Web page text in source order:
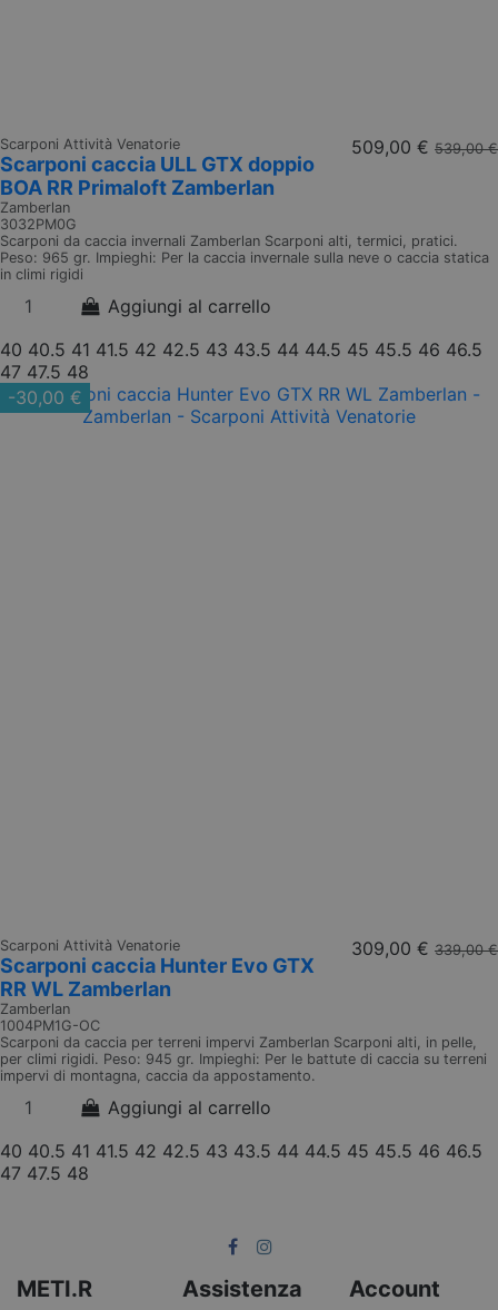
Scarponi Attività Venatorie
Scarponi caccia ULL GTX doppio
BOA RR Primaloft Zamberlan
Zamberlan
3032PM0G
509,00 € 539,00 €
Scarponi da caccia invernali Zamberlan Scarponi alti, termici, pratici.
Peso: 965 gr. Impieghi: Per la caccia invernale sulla neve o caccia statica
in climi rigidi
Aggiungi al carrello
40 40.5 41 41.5 42 42.5 43 43.5 44 44.5 45 45.5 46 46.5
47 47.5 48
-30,00 €
Scarponi Attività Venatorie
Scarponi caccia Hunter Evo GTX
RR WL Zamberlan
Zamberlan
1004PM1G-OC
309,00 € 339,00 €
Scarponi da caccia per terreni impervi Zamberlan Scarponi alti, in pelle,
per climi rigidi. Peso: 945 gr. Impieghi: Per le battute di caccia su terreni
impervi di montagna, caccia da appostamento.
Aggiungi al carrello
40 40.5 41 41.5 42 42.5 43 43.5 44 44.5 45 45.5 46 46.5
47 47.5 48
METI.R Assistenza Account